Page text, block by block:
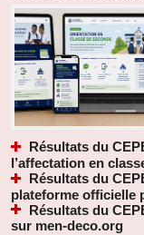
Résultats du
l’affectation en
Résultats du
plateforme officielle
Résultats du
sur men-deco.org